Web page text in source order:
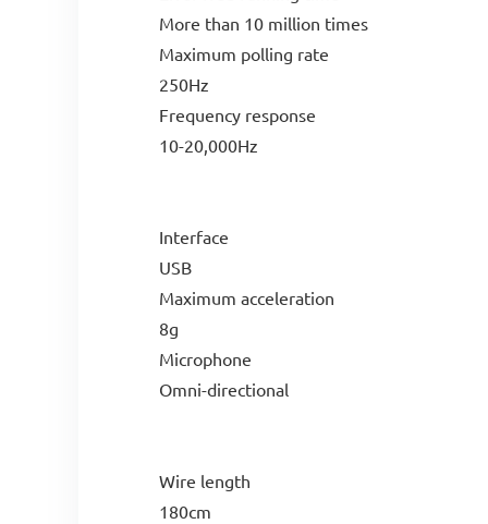
More than 10 million times
Maximum polling rate
250Hz
Frequency response
10-20,000Hz
Interface
USB
Maximum acceleration
8g
Microphone
Omni-directional
Wire length
180cm